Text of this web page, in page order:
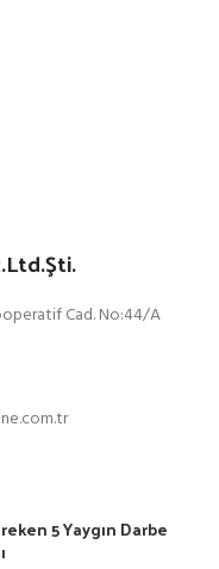
Cad. No:44/A
5 Yaygın Darbe